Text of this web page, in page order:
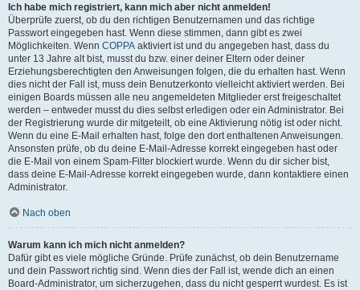
Ich habe mich registriert, kann mich aber nicht anmelden!
Überprüfe zuerst, ob du den richtigen Benutzernamen und das richtige
Passwort eingegeben hast. Wenn diese stimmen, dann gibt es zwei
Möglichkeiten. Wenn COPPA aktiviert ist und du angegeben hast, dass du
unter 13 Jahre alt bist, musst du bzw. einer deiner Eltern oder deiner
Erziehungsberechtigten den Anweisungen folgen, die du erhalten hast. Wenn
dies nicht der Fall ist, muss dein Benutzerkonto vielleicht aktiviert werden. Bei
einigen Boards müssen alle neu angemeldeten Mitglieder erst freigeschaltet
werden – entweder musst du dies selbst erledigen oder ein Administrator. Bei
der Registrierung wurde dir mitgeteilt, ob eine Aktivierung nötig ist oder nicht.
Wenn du eine E-Mail erhalten hast, folge den dort enthaltenen Anweisungen.
Ansonsten prüfe, ob du deine E-Mail-Adresse korrekt eingegeben hast oder
die E-Mail von einem Spam-Filter blockiert wurde. Wenn du dir sicher bist,
dass deine E-Mail-Adresse korrekt eingegeben wurde, dann kontaktiere einen
Administrator.
Nach oben
Warum kann ich mich nicht anmelden?
Dafür gibt es viele mögliche Gründe. Prüfe zunächst, ob dein Benutzername
und dein Passwort richtig sind. Wenn dies der Fall ist, wende dich an einen
Board-Administrator, um sicherzugehen, dass du nicht gesperrt wurdest. Es ist